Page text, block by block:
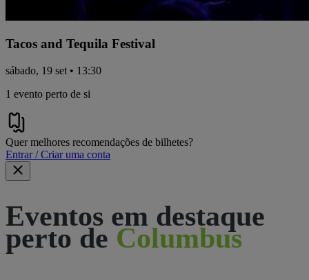
Tacos and Tequila Festival
sábado, 19 set • 13:30
1 evento perto de si
Quer melhores recomendações de bilhetes?
Entrar / Criar uma conta
Eventos em destaque
perto de Columbus